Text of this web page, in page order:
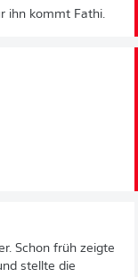
ihn kommt Fathi.
Schon früh zeigte
stellte die